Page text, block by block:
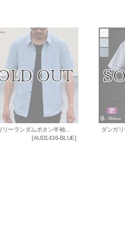
ダンガリーランダムボタン半袖シャツ / Audience x GUNG HO
[AUD1436-BLUE]